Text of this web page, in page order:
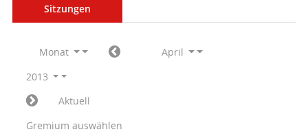
Sitzungen
Monat
April
2013
Aktuell
Gremium auswählen